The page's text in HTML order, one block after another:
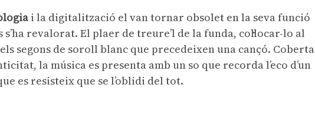
i la digitalització el van tornar obsolet en la seva funció
revalorat. El plaer de treure’l de la funda, col·locar-lo al
segons de soroll blanc que precedeixen una cançó. Coberta
la música es presenta amb un so que recorda l’eco d’un
es resisteix que se l’oblidi del tot.